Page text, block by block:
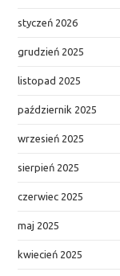
styczeń 2026
grudzień 2025
listopad 2025
październik 2025
wrzesień 2025
sierpień 2025
czerwiec 2025
maj 2025
kwiecień 2025